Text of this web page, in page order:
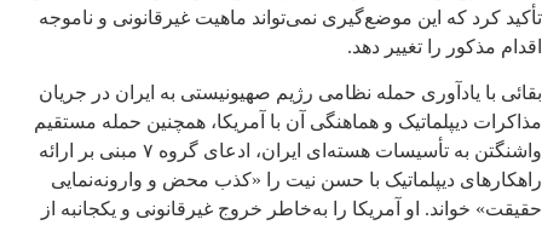
تأکید کرد که این موضع‌گیری نمی‌تواند ماهیت غیرقانونی و ناموجه
اقدام مذکور را تغییر دهد.
بقائی با یادآوری حمله نظامی رژیم صهیونیستی به ایران در جریان
مذاکرات دیپلماتیک و هماهنگی آن با آمریکا، همچنین حمله مستقیم
واشنگتن به تأسیسات هسته‌ای ایران، ادعای گروه ۷ مبنی بر ارائه
راهکارهای دیپلماتیک با حسن نیت را «کذب محض و وارونه‌نمایی
حقیقت» خواند. او آمریکا را به‌خاطر خروج غیرقانونی و یکجانبه از